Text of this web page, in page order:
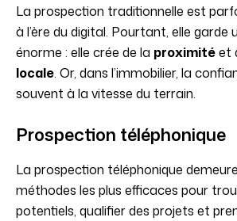
La prospection traditionnelle est
à l’ère du digital. Pourtant, elle garde
énorme : elle crée de la proximitéet
locale. Or, dans l’immobilier, la
souvent à la vitesse du terrain.
Prospection téléphonique
La prospection téléphonique
méthodes les plus efficaces pour
potentiels, qualifier des projets et